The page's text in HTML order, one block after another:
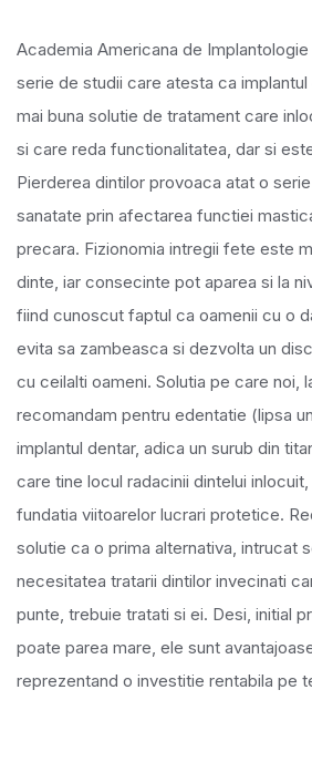
Academia Americana de
serie de studii care atesta ca
mai buna solutie de tratament care
si care reda functionalitatea, dar si
Pierderea dintilor provoaca atat o
sanatate prin afectarea functiei
precara. Fizionomia intregii fete este
dinte, iar consecinte pot aparea si la
fiind cunoscut faptul ca oamenii cu o
evita sa zambeasca si dezvolta un
cu ceilalti oameni. Solutia pe care noi,
recomandam pentru edentatie (lipsa
implantul dentar, adica un surub din
care tine locul radacinii dintelui
fundatia viitoarelor lucrari protetice.
solutie ca o prima alternativa, intrucat
necesitatea tratarii dintilor invecinati
punte, trebuie tratati si ei. Desi, initial
poate parea mare, ele sunt
reprezentand o investitie rentabila pe